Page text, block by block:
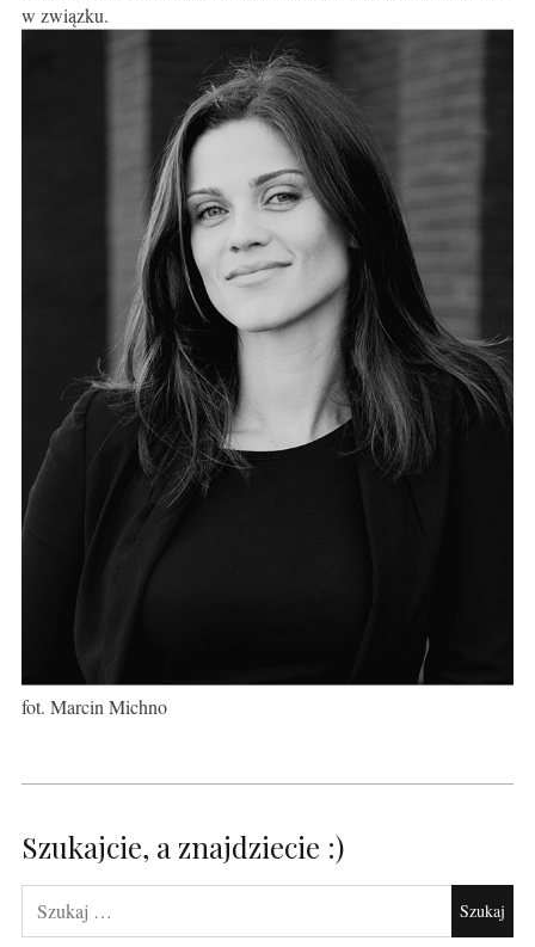
w związku.
fot. Marcin Michno
Szukajcie, a znajdziecie :)